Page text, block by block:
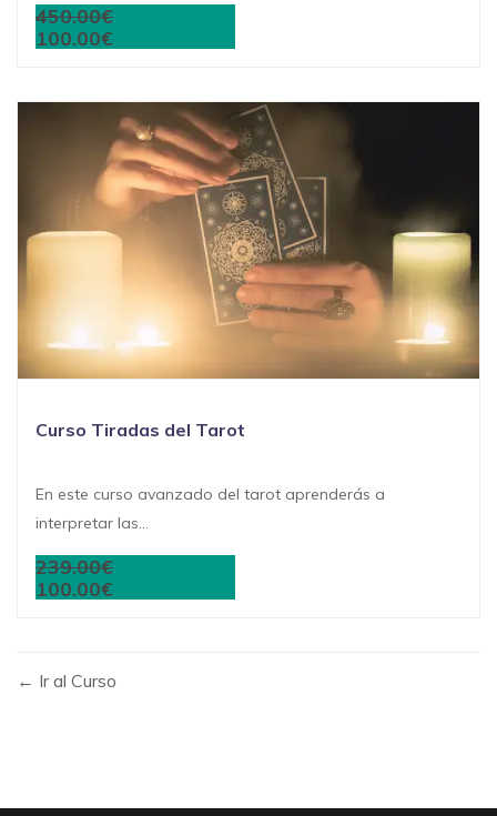
450.00€
100.00€
Curso Tiradas del Tarot
En este curso avanzado del tarot aprenderás a
interpretar las...
239.00€
100.00€
Ir al Curso